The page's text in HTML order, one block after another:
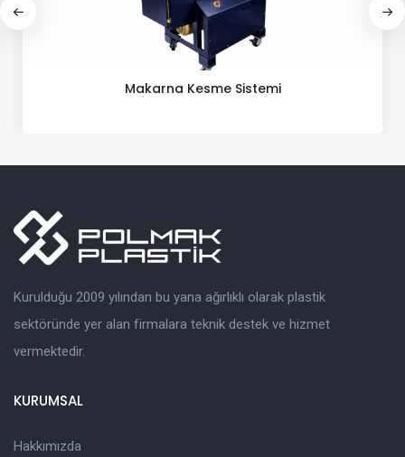
Makarna Kesme Sistemi
Kurulduğu 2009 yılından bu yana ağırlıklı olarak plastik
sektöründe yer alan firmalara teknik destek ve hizmet
vermektedir.
KURUMSAL
Hakkımızda